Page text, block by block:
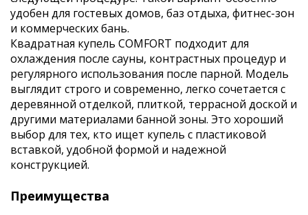
удобен для гостевых домов, баз отдыха, фитнес-зон
и коммерческих бань.
Квадратная купель COMFORT подходит для
охлаждения после сауны, контрастных процедур и
регулярного использования после парной. Модель
выглядит строго и современно, легко сочетается с
деревянной отделкой, плиткой, террасной доской и
другими материалами банной зоны. Это хороший
выбор для тех, кто ищет купель с пластиковой
вставкой, удобной формой и надежной
конструкцией.
Преимущества